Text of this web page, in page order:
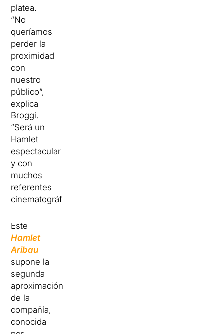
platea.
“No
queríamos
perder la
proximidad
con
nuestro
público”,
explica
Broggi.
“Será un
Hamlet
espectacular
y con
muchos
referentes
cinematográficos”.
Este
Hamlet
Aribau
supone la
segunda
aproximación
de la
compañía,
conocida